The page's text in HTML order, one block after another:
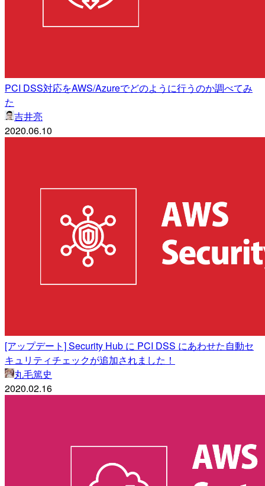
PCI DSS対応をAWS/Azureでどのように行うのか調べてみ
た
吉井亮
2020.06.10
[アップデート] Security Hub に PCI DSS にあわせた自動セ
キュリティチェックが追加されました！
丸毛篤史
2020.02.16